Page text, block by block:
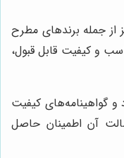
از جمله برندهای مطرح
و کیفیت قابل قبول،
و گواهینامه‌های کیفیت
آن اطمینان حاصل